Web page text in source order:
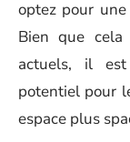
optez pour une
Bien que cela
actuels, il
potentiel pour
espace plus